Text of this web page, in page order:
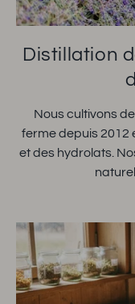
Distillation
Nous cultivons
ferme depuis 2012
et des hydrolats.